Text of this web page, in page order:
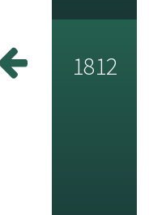
1812